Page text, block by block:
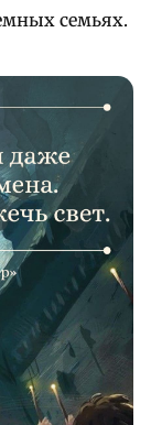
семьях.